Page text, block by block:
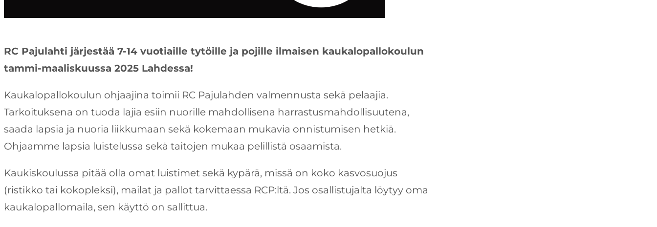
RC Pajulahti järjestää 7-14 vuotiaille tytöille ja pojille ilmaisen kaukalopallokoulun
tammi-maaliskuussa 2025 Lahdessa!
Kaukalopallokoulun ohjaajina toimii RC Pajulahden valmennusta sekä pelaajia.
Tarkoituksena on tuoda lajia esiin nuorille mahdollisena harrastusmahdollisuutena,
saada lapsia ja nuoria liikkumaan sekä kokemaan mukavia onnistumisen hetkiä.
Ohjaamme lapsia luistelussa sekä taitojen mukaa pelillistä osaamista.
Kaukiskoulussa pitää olla omat luistimet sekä kypärä, missä on koko kasvosuojus
(ristikko tai kokopleksi), mailat ja pallot tarvittaessa RCP:ltä. Jos osallistujalta löytyy oma
kaukalopallomaila, sen käyttö on sallittua.